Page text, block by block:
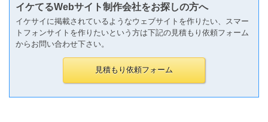
イケてるWebサイト制作会社をお探しの方へ
イケサイに掲載されているようなウェブサイトを作りたい、スマー
トフォンサイトを作りたいという方は下記の見積もり依頼フォーム
からお問い合わせ下さい。